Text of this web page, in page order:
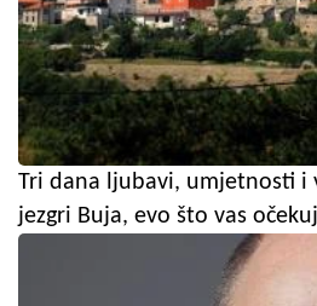
Tri dana ljubavi, umjetnosti i
jezgri Buja, evo što vas